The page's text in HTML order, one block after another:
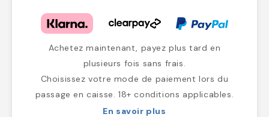
Achetez maintenant, payez plus tard en
plusieurs fois sans frais.
Choisissez votre mode de paiement lors du
passage en caisse. 18+ conditions applicables.
En savoir plus